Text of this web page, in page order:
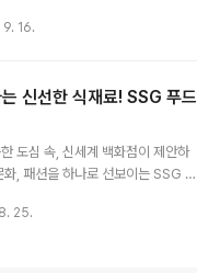
서소문로 사이사이 골목길을 따라
집, 이 곳으로 찾아가 보자! 시청역
이 곳, 만족 오향족발은 카페베네
가면 쉽게 찾을 수 있다. 점심식사 시
터 오후 2시까지는 식사류(물만두,
국)가 주문 가능하고, 저녁 시간인
발만 주문이 가능하다! 당일 판매분
9. 16.
신선한 식재료! SSG 푸드
도심 속, 신세계 백화점이 제안하
, 패션을 하나로 선보이는 SSG 푸
볼 수 없는 특별한 식재료와 건강
25.